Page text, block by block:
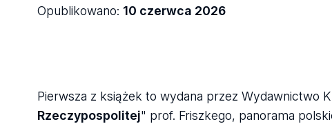
Opublikowano: 10 czerwca 2026
Pierwsza z książek to wydana przez Wydawnictwo
Rzeczypospolitej" prof. Friszkego, panorama